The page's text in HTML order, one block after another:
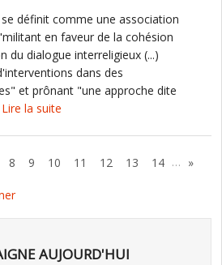
définit comme une association
en faveur de la cohésion
du dialogue interreligieux (...)
dans des
et prônant "une approche dite
Lire la suite
8 9 10 11 12 13 14 … »
AUJOURD'HUI